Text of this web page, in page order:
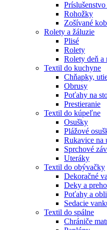
Rohožky
Zošívané
Rolety a žáluzie
Plisé
Rolety
Rolety deň a
Textil do kuchyne
Chňapky,
Obrusy
Poťahy na
Prestieranie
Textil do kúpeľne
Osušky
Plážové
Rukavice na
Sprchové
Uteráky
Textil do obývačky
Dekoračné
Deky a
Poťahy a
Sedacie
Textil do spálne
Chrániče